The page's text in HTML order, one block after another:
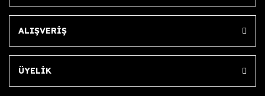
ALIŞVERİŞ
ÜYELİK